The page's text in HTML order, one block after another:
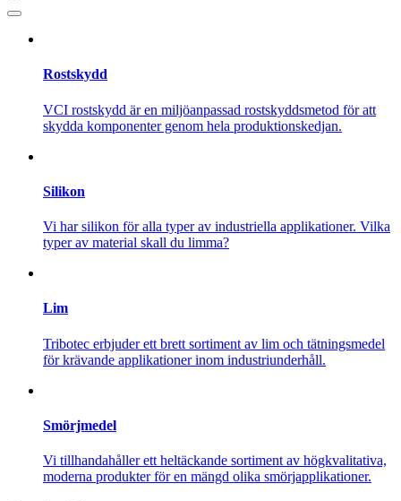
Rostskydd
VCI rostskydd är en miljöanpassad rostskyddsmetod för att
skydda komponenter genom hela produktionskedjan.
Silikon
Vi har silikon för alla typer av industriella applikationer. Vilka
typer av material skall du limma?
Lim
Tribotec erbjuder ett brett sortiment av lim och tätningsmedel
för krävande applikationer inom industriunderhåll.
Smörjmedel
Vi tillhandahåller ett heltäckande sortiment av högkvalitativa,
moderna produkter för en mängd olika smörjapplikationer.